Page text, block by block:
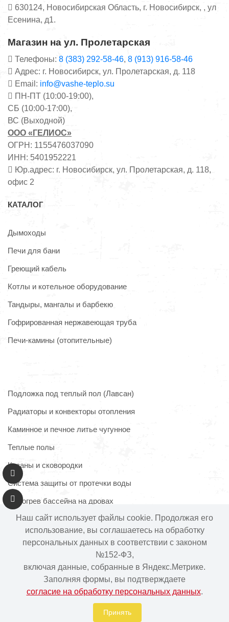
630124, Новосибирская Область, г. Новосибирск, , ул
Есенина, д1.
Магазин на ул. Пролетарская
Телефоны: 8 (383) 292-58-46, 8 (913) 916-58-46
Адрес: г. Новосибирск, ул. Пролетарская, д. 118
Email: info@vashe-teplo.su
ПН-ПТ (10:00-19:00),
СБ (10:00-17:00),
ВС (Выходной)
ООО «ГЕЛИОС»
ОГРН: 1155476037090
ИНН: 5401952221
Юр.адрес: г. Новосибирск, ул. Пролетарская, д. 118,
офис 2
КАТАЛОГ
Дымоходы
Печи для бани
Греющий кабель
Котлы и котельное оборудование
Тандыры, мангалы и барбекю
Гофрированная нержавеющая труба
Печи-камины (отопительные)
Подложка под теплый пол (Лавсан)
Радиаторы и конвекторы отопления
Каминное и печное литье чугунное
Теплые полы
Казаны и сковородки
Система защиты от протечки воды
Подогрев бассейна на дровах
Информация на сайте не является публичной офертой.
Наличие и цены товара могут меняться, просьба
уточнять у менеджера при подтверждении заказа.
Политика в отношении обработки персональных данных
Наш сайт использует файлы cookie. Продолжая его
использование, вы соглашаетесь на обработку
персональных данных в соответствии с законом
№152-ФЗ,
включая данные, собранные в Яндекс.Метрике.
Заполняя формы, вы подтверждаете
согласие на обработку персональных данных.
Принять